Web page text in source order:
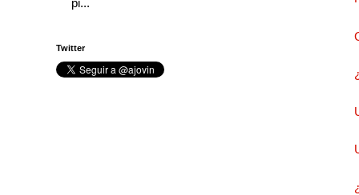
pi...
Twitter